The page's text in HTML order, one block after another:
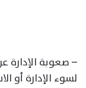
– صعوبة الإدارة
لسوء الإدارة أو